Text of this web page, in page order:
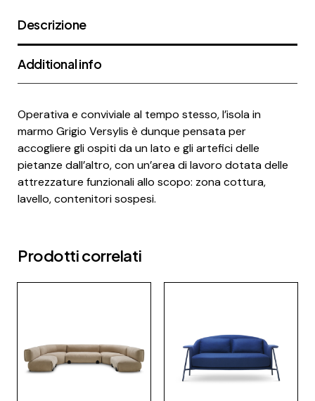
Descrizione
Additional info
Operativa e conviviale al tempo stesso, l’isola in
marmo Grigio Versylis è dunque pensata per
accogliere gli ospiti da un lato e gli artefici delle
pietanze dall’altro, con un’area di lavoro dotata delle
attrezzature funzionali allo scopo: zona cottura,
lavello, contenitori sospesi.
Prodotti correlati